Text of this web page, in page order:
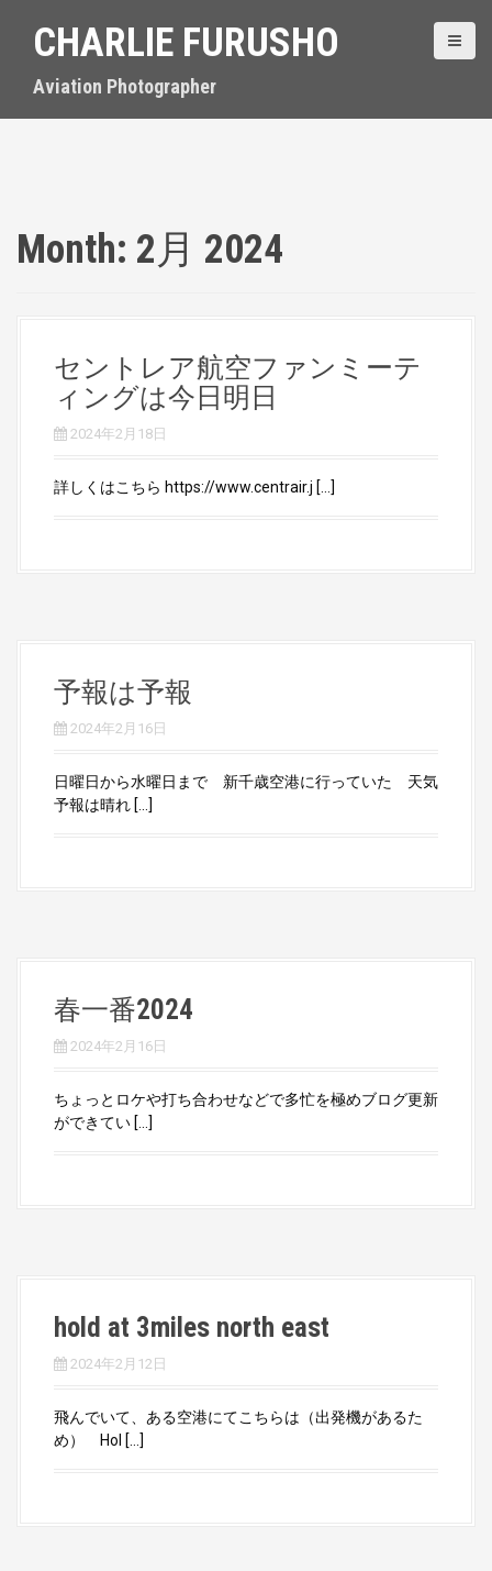
CHARLIE FURUSHO
Aviation Photographer
Month: 2月 2024
セントレア航空ファンミーテ
ィングは今日明日
2024年2月18日
詳しくはこちら https://www.centrair.j […]
予報は予報
2024年2月16日
日曜日から水曜日まで 新千歳空港に行っていた 天気
予報は晴れ […]
春一番2024
2024年2月16日
ちょっとロケや打ち合わせなどで多忙を極めブログ更新
ができてい […]
hold at 3miles north east
2024年2月12日
飛んでいて、ある空港にてこちらは（出発機があるた
め） Hol […]